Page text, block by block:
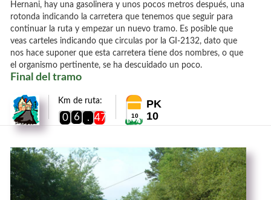
Hernani, hay una gasolinera y unos pocos metros después, una
rotonda indicando la carretera que tenemos que seguir para
continuar la ruta y empezar un nuevo tramo. Es posible que
veas carteles indicando que circulas por la GI-2132, dato que
nos hace suponer que esta carretera tiene dos nombres, o que
el organismo pertinente, se ha descuidado un poco.
Final del tramo
Km de ruta:
0 6 . 47 10
PK
10